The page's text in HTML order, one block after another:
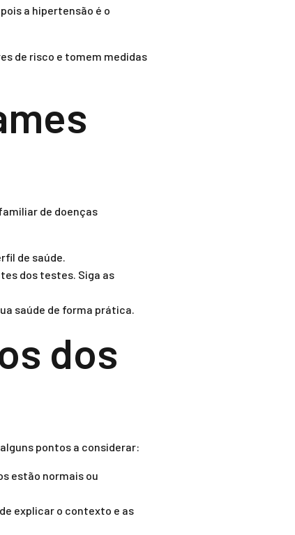
a hipertensão é o
de risco e tomem medidas
de doenças
de saúde.
dos testes. Siga as
saúde de forma prática.
dos
pontos a considerar:
estão normais ou
explicar o contexto e as